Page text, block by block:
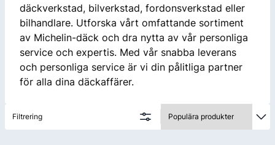
däckverkstad, bilverkstad, fordonsverkstad eller
bilhandlare. Utforska vårt omfattande sortiment
av Michelin-däck och dra nytta av vår personliga
service och expertis. Med vår snabba leverans
och personliga service är vi din pålitliga partner
för alla dina däckaffärer.
Filtrering